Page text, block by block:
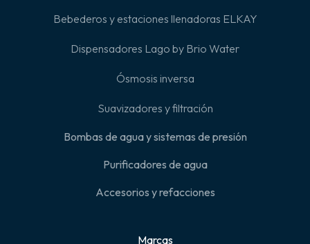
Marcas
Bebederos y estaciones llenadoras ELKAY
Dispensadores Lago by Brio Water
Ósmosis inversa
Suavizadores y filtración
Bombas de agua y sistemas de presión
Purificadores de agua
Accesorios y refacciones